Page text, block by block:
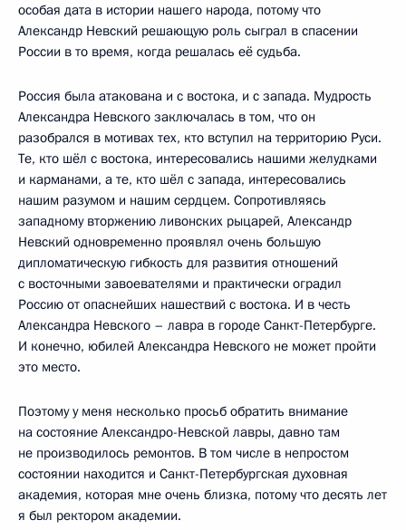
особая дата в истории нашего народа, потому что
Александр Невский решающую роль сыграл в спасении
России в то время, когда решалась её судьба.
Россия была атакована и с востока, и с запада. Мудрость
Александра Невского заключалась в том, что он
разобрался в мотивах тех, кто вступил на территорию Руси.
Те, кто шёл с востока, интересовались нашими желудками
и карманами, а те, кто шёл с запада, интересовались
нашим разумом и нашим сердцем. Сопротивляясь
западному вторжению ливонских рыцарей, Александр
Невский одновременно проявлял очень большую
дипломатическую гибкость для развития отношений
с восточными завоевателями и практически оградил
Россию от опаснейших нашествий с востока. И в честь
Александра Невского – лавра в городе Санкт-Петербурге.
И конечно, юбилей Александра Невского не может пройти
это место.
Поэтому у меня несколько просьб обратить внимание
на состояние Александро-Невской лавры, давно там
не производилось ремонтов. В том числе в непростом
состоянии находится и Санкт-Петербургская духовная
академия, которая мне очень близка, потому что десять лет
я был ректором академии.